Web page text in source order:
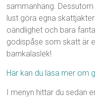
sammanhang.
lust göra egna
oändlighet och bara
godispåse som skatt är
barnkalaslek!
Här kan du läsa mer om
I menyn hittar du sedan